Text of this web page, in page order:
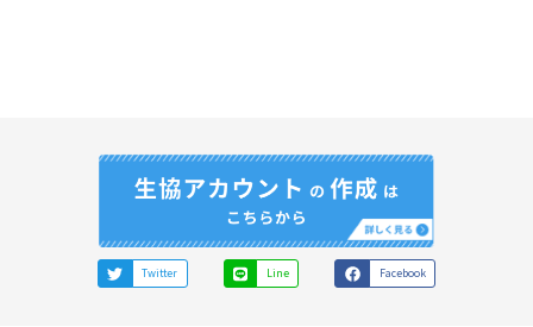
Twitter Line Facebook